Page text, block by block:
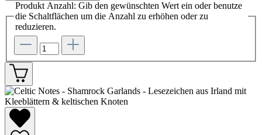
Produkt Anzahl: Gib den gewünschten Wert ein oder benutze
die Schaltflächen um die Anzahl zu erhöhen oder zu
reduzieren.